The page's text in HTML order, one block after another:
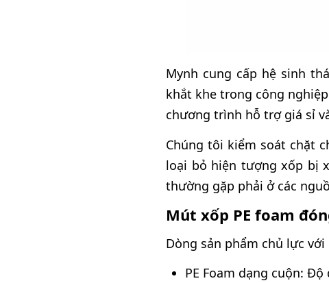
Mynh cung cấp hệ sinh
khắt khe trong công
chương trình hỗ trợ giá sỉ
Chúng tôi kiểm soát chặt
loại bỏ hiện tượng xốp bị
thường gặp phải ở các
Mút xốp PE foam
Dòng sản phẩm chủ lực
PE Foam dạng cuộn: